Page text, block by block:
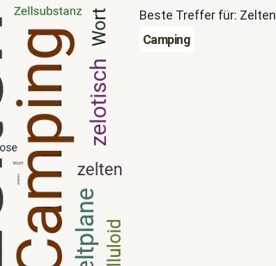
Beste Treffer für: Zelten
Camping